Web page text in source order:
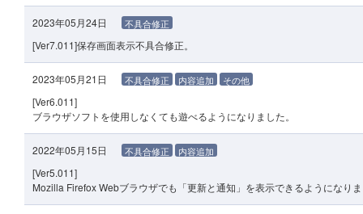
2023年05月24日 不具合修正
[Ver7.011]保存画面表示不具合修正。
2023年05月21日 不具合修正 内容追加 その他
[Ver6.011]
ブラウザソフトを使用しなくても遊べるようになりました。
2022年05月15日 不具合修正 内容追加
[Ver5.011]
Mozilla Firefox Webブラウザでも「更新と通知」を表示できるようになり